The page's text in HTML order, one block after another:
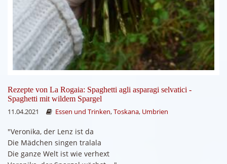
Rezepte von La Rogaia: Spaghetti agli asparagi selvatici -
Spaghetti mit wildem Spargel
11.04.2021
Essen und Trinken,Toskana, Umbrien
"Veronika, der Lenz ist da
Die Mädchen singen tralala
Die ganze Welt ist wie verhext